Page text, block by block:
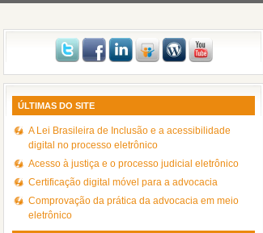
ÚLTIMAS DO SITE
A Lei Brasileira de Inclusão e a acessibilidade
digital no processo eletrônico
Acesso à justiça e o processo judicial eletrônico
Certificação digital móvel para a advocacia
Comprovação da prática da advocacia em meio
eletrônico